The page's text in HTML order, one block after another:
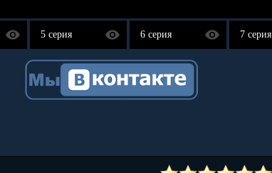
5 серия 6 серия 7 серия